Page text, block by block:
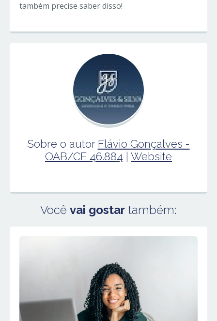
também precise saber disso!
Sobre o autor Flávio Gonçalves -
OAB/CE 46.884 | Website
Você vai gostar também: